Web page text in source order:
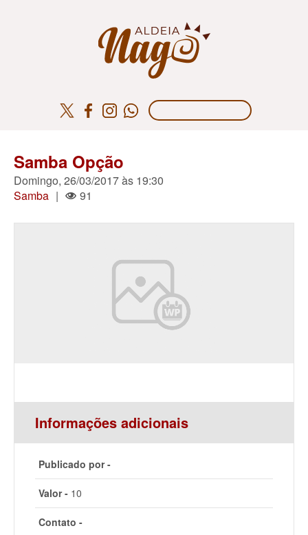
Samba Opção
Domingo, 26/03/2017 às 19:30
Samba | 91
Informações adicionais
Publicado por -
Valor - 10
Contato -